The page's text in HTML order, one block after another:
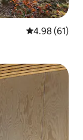
Calificación
4.98 (61)